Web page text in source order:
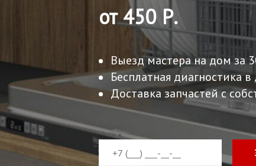
от 450 Р.
Выезд мастера на дом за
Бесплатная диагностика
Доставка запчастей с